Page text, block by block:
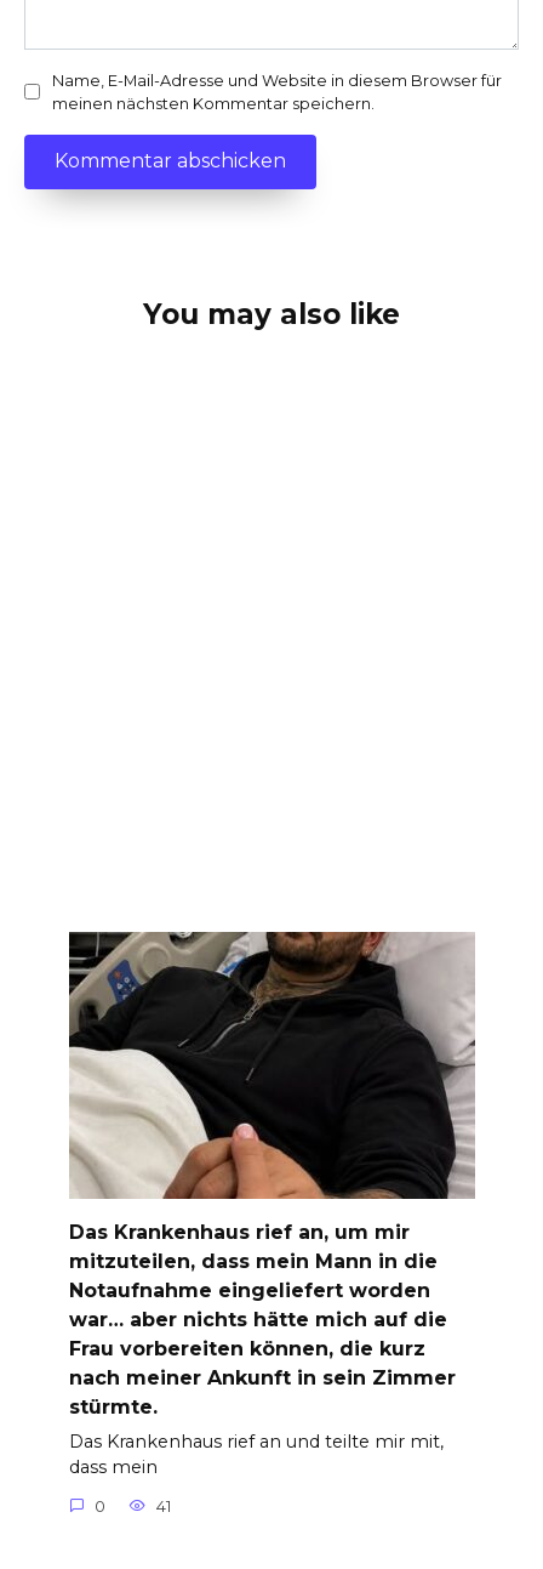
Name, E-Mail-Adresse und Website in diesem Browser für
meinen nächsten Kommentar speichern.
You may also like
Das Krankenhaus rief an, um mir
mitzuteilen, dass mein Mann in die
Notaufnahme eingeliefert worden
war… aber nichts hätte mich auf die
Frau vorbereiten können, die kurz
nach meiner Ankunft in sein Zimmer
stürmte.
Das Krankenhaus rief an und teilte mir mit,
dass mein
0 41